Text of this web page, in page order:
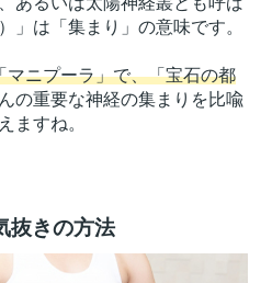
」は「集まり」の意味です。
マニプーラ」で、「宝石の都
の重要な神経の集まりを比喩
ますね。
抜きの方法